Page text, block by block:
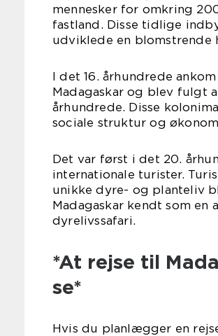
mennesker for omkring
fastland. Disse tidlige
udviklede en blomstrende
I det 16. århundrede
Madagaskar og blev fulgt
århundrede. Disse
sociale struktur og
Det var først i det 20.
internationale turister.
unikke dyre- og planteliv
Madagaskar kendt som
dyrelivssafari.
*At rejse til
se*
Hvis du planlægger en